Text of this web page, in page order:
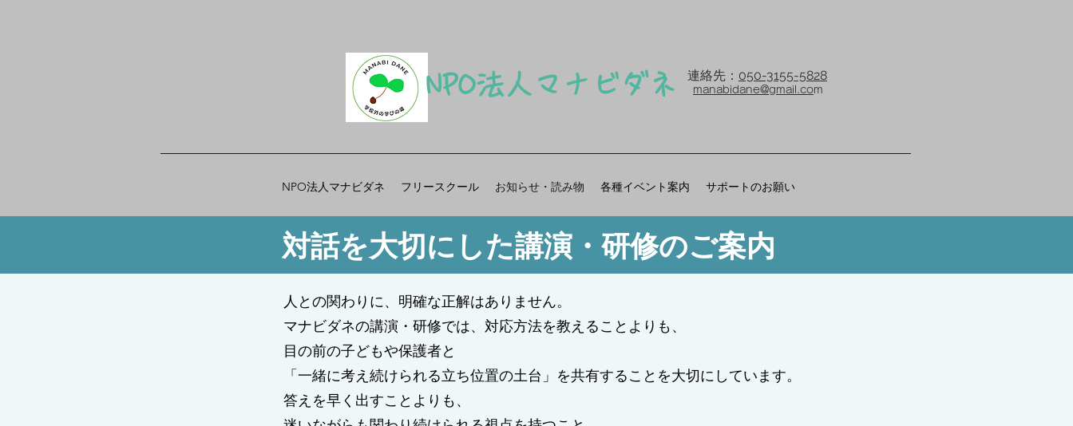
​NPO法人マナビダネ 連絡先： 050-3155-5828
manabidane@gmail.com
NPO法人マナビダネ フリースクール お知らせ・読み物 各種イベント案内 サポートのお願い
対話を大切にした講演・研修のご案内
人との関わりに、明確な正解はありません。
マナビダネの講演・研修では、対応方法を教えることよりも、
目の前の子どもや保護者と
「一緒に考え続けられる立ち位置の土台」を共有することを大切にしています。
答えを早く出すことよりも、